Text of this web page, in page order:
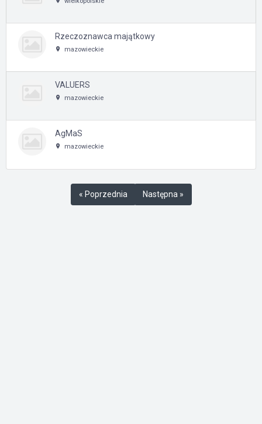
Rzeczoznawca majątkowy
mazowieckie
VALUERS
mazowieckie
AgMaS
mazowieckie
« Poprzednia Następna »